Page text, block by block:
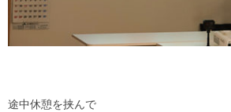
途中休憩を挟んで